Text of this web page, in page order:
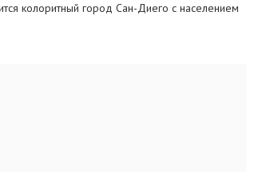
колоритный город Сан-Диего с населением